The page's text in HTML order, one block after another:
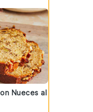
Nueces al